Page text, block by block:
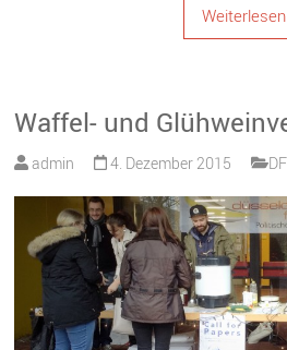
Weiterlesen
Waffel- und
admin 4. Dezember 2015